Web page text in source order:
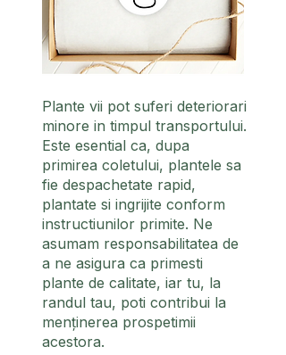
Plante vii pot suferi deteriorari
minore in timpul transportului.
Este esential ca, dupa
primirea coletului, plantele sa
fie despachetate rapid,
plantate si ingrijite conform
instructiunilor primite. Ne
asumam responsabilitatea de
a ne asigura ca primesti
plante de calitate, iar tu, la
randul tau, poti contribui la
menținerea prospetimii
acestora.